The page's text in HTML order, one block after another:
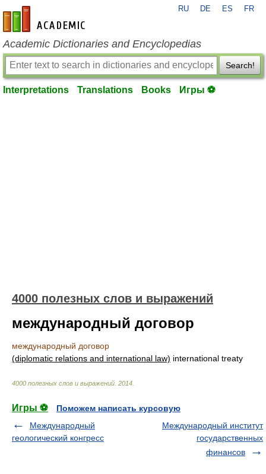
en-academic.com
RU DE ES FR
Academic Dictionaries and Encyclopedias
Search!
Interpretations Translations Books Игры ⚽
4000 полезных слов и выражений
международный договор
международный договор
(diplomatic relations and international law) international treaty
4000 полезных слов и выражений 2014
Игры ⚽
Поможем написать курсовую
Международный
геологический конгресс
Международный институт
государственных
финансов